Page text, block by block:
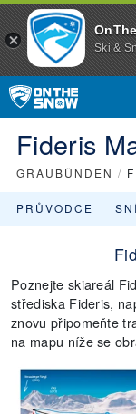
Ski &
Fideris
GRAUBÜNDEN /
PRŮVODCE
Poznejte skiareál
střediska Fideris,
znovu připomeňte
na mapu níže se